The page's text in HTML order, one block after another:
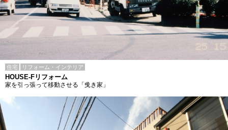
住宅 リフォーム・インテリア
HOUSE-Fリフォーム
家を引っ張って移動させる「曵き家」